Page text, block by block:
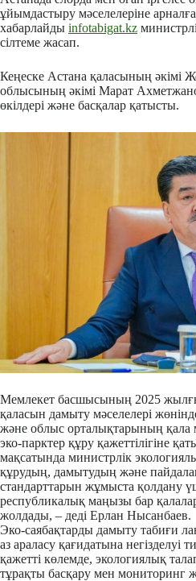
ұйымдастыру мәселелеріне
хабарлайды infotabigat.kz
сілтеме жасап.
Кеңеске Астана қаласының әкімі
облысының әкімі Марат
өкілдері және басқалар қатысты.
Мемлекет басшысының 2025
қаласын дамыту мәселелері
және облыс орталықтарының
эко-парктер құру қажеттілігіне
мақсатында министрлік
құрудың, дамытудың және
стандарттарын жұмыста қолдану
республикалық маңызы бар
жолдады, – деді Ерлан Нысанбаев.
Эко-саябақтарды дамыту табиғи
аз араласу қағидатына негізделуі
қажетті көлемде, экологиялық
тұрақты басқару мен мониторинг